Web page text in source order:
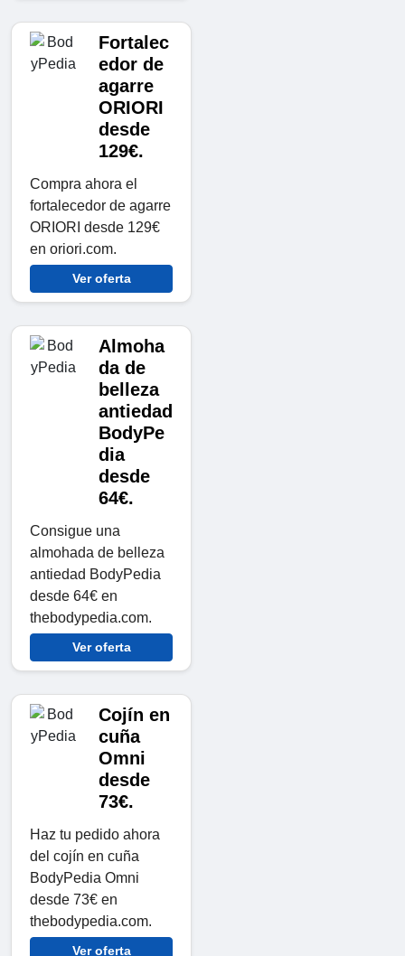
Fortalec
edor de
agarre
ORIORI
desde
129€.
Compra ahora el
fortalecedor de agarre
ORIORI desde 129€
en oriori.com.
Ver oferta
Almoha
da de
belleza
antiedad
BodyPe
dia
desde
64€.
Consigue una
almohada de belleza
antiedad BodyPedia
desde 64€ en
thebodypedia.com.
Ver oferta
Cojín en
cuña
Omni
desde
73€.
Haz tu pedido ahora
del cojín en cuña
BodyPedia Omni
desde 73€ en
thebodypedia.com.
Ver oferta